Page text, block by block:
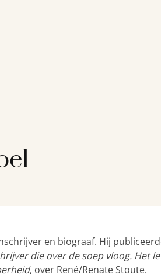
en biograaf. Hij
die over de soep vloog. Het
, over René/Renate Stoute.